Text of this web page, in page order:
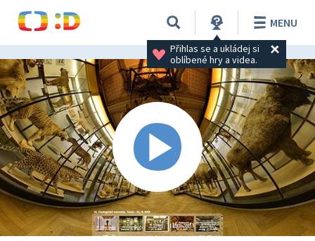
Přihlas se a ukládej si
oblíbené hry a videa.
MENU